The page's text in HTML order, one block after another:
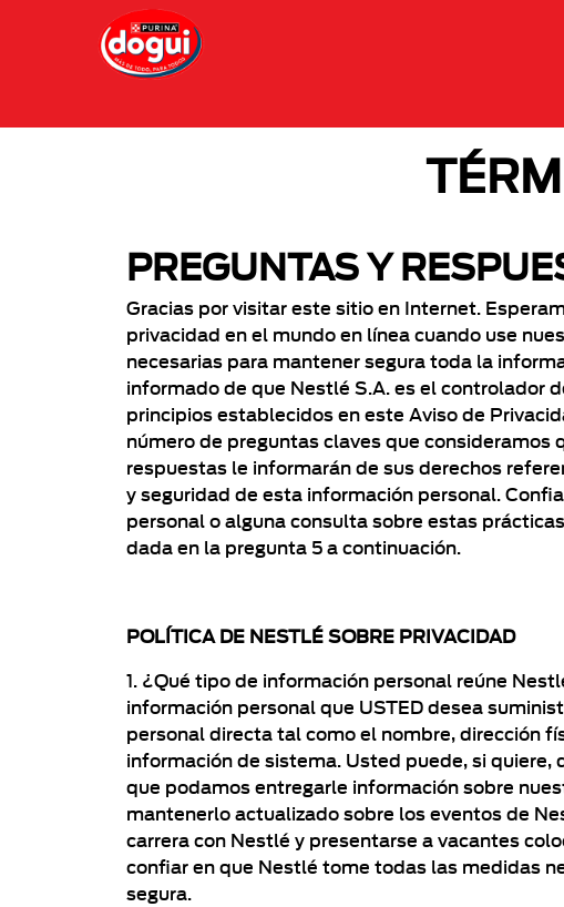
Pasar al contenido principal
Menu Secundario Dogui
PREGUNTAS Y
Gracias por visitar este sitio en Internet.
privacidad en el mundo en línea cuando use
necesarias para mantener segura toda la
informado de que Nestlé S.A. es el controlador
principios establecidos en este Aviso de
número de preguntas claves que
respuestas le informarán de sus derechos
y seguridad de esta información personal.
personal o alguna consulta sobre estas
dada en la pregunta 5 a continuación.
POLÍTICA DE NESTLÉ SOBRE PRIVACIDAD
1. ¿Qué tipo de información personal reúne
información personal que USTED desea
personal directa tal como el nombre, dirección
información de sistema. Usted puede, si
que podamos entregarle información sobre
mantenerlo actualizado sobre los eventos de
carrera con Nestlé y presentarse a vacantes
confiar en que Nestlé tome todas las medidas
segura.